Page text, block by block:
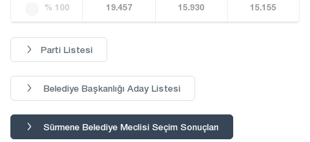
% 100 19.457 15.930 15.155
Parti Listesi
Belediye Başkanlığı Aday Listesi
Sürmene Belediye Meclisi Seçim Sonuçları